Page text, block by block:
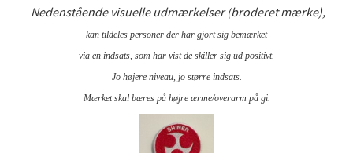
Nedenstående visuelle udmærkelser (broderet mærke),
kan tildeles personer der har gjort sig bemærket
via en indsats, som har vist de skiller sig ud positivt.
Jo højere niveau, jo større indsats.
Mærket skal bæres på højre ærme/overarm på gi.